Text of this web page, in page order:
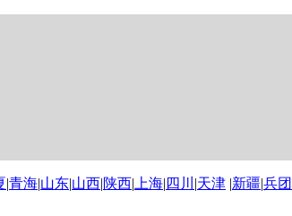
|青海|山东|山西|陕西| 上海| 四川 |天津 |新疆|兵团